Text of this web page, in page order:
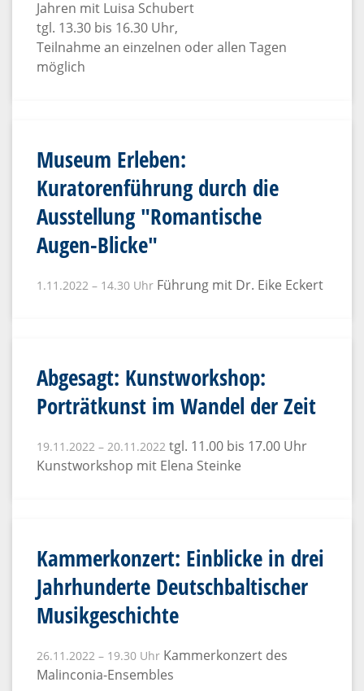
Jahren mit Luisa Schubert
tgl. 13.30 bis 16.30 Uhr,
Teilnahme an einzelnen oder allen Tagen
möglich
Museum Erleben:
Kuratorenführung durch die
Ausstellung "Romantische
Augen-Blicke"
1.11.2022 – 14.30 Uhr Führung mit Dr. Eike Eckert
Abgesagt: Kunstworkshop:
Porträtkunst im Wandel der Zeit
19.11.2022 – 20.11.2022 tgl. 11.00 bis 17.00 Uhr
Kunstworkshop mit Elena Steinke
Kammerkonzert: Einblicke in drei
Jahrhunderte Deutschbaltischer
Musikgeschichte
26.11.2022 – 19.30 Uhr Kammerkonzert des
Malinconia-Ensembles